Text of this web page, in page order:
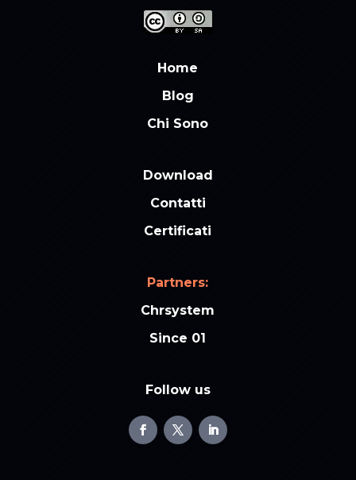
Home
Blog
Chi Sono
Download
Contatti
Certificati
Partners:
Chrsystem
Since 01
Follow us